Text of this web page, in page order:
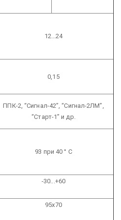
12...24
0,15
ППК-2, “Сигнал-42”, “Сигнал-2ЛМ”,
“Старт-1” и др.
93 при 40 ° С
-30...+60
95х70